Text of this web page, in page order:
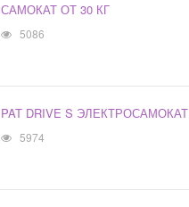
САМОКАТ ОТ 30 КГ
5086
PAT DRIVE S ЭЛЕКТРОСАМОКАТ
5974